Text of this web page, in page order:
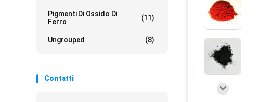
Pigmenti Di Ossido Di
Ferro
(11)
Ungrouped (8)
Contatti